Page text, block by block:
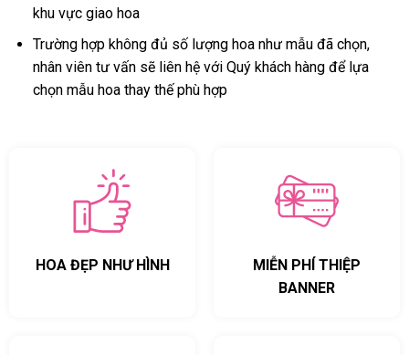
khu vực giao hoa
Trường hợp không đủ số lượng hoa như mẫu đã chọn,
nhân viên tư vấn sẽ liên hệ với Quý khách hàng để lựa
chọn mẫu hoa thay thế phù hợp
HOA ĐẸP NHƯ HÌNH
MIỄN PHÍ THIỆP
BANNER